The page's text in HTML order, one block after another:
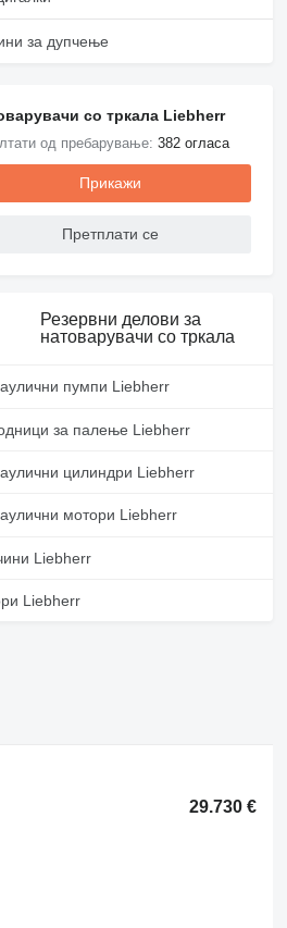
за дупчење
со тркала Liebherr
од пребарување:382 огласа
Прикажи
Претплати се
Резервни делови за
натоварувачи со тркала
пумпи Liebherr
за палење Liebherr
цилиндри Liebherr
мотори Liebherr
Liebherr
Liebherr
29.730 €